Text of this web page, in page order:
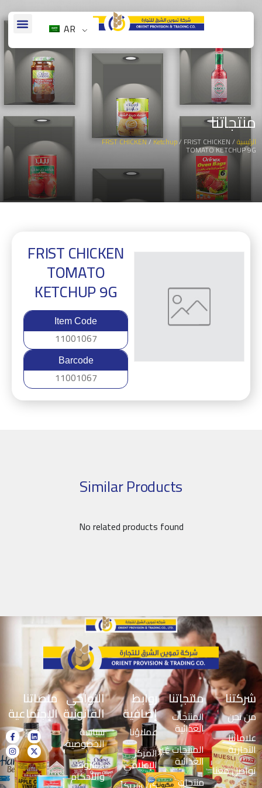
AR
منتجاتنا
الرئيسية/
FRST CHICKEN/Ketchup/ FRIST CHICKEN
TOMATO KETCHUP 9G
FRIST CHICKEN
TOMATO
KETCHUP 9G
Item Code
11001067
Barcode
11001067
Similar Products
No related products found
شركتنا
من نحن
علاماتنا
التجارية
تواصل معنا
منتجاتنا
المنتجات
الغذائية
المنتجات غير
الغذائية
منتجات
روابط
إضافية
عملاؤنا
المركز
الإعلامي
النواحي
القانونية
سياسة
الخصوصية
الشروط
والأحكام
منصاتنا
الإجتماعية